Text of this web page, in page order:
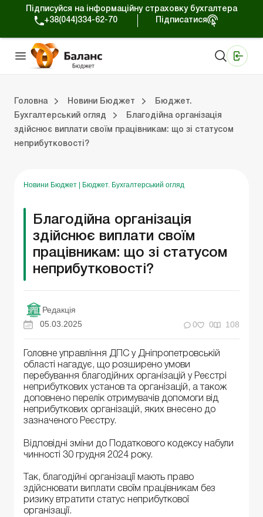
Підписуйся на інформаційну страховку бухгалтера
+38(044)334-62-70
Підписатися
Головна Новини Бюджет
Бюджет.
Бухгалтерський огляд
Благодійна організація
здійснює виплати своїм працівникам: що зі статусом
неприбутковості?
Новини Бюджет Бюджет. Бухгалтерський огляд
Благодійна організація
здійснює виплати своїм
працівникам: що зі статусом
неприбутковості?
Редакція
05.03.2025
0 0 108
Головне управління ДПС у Дніпропетровській
області нагадує, що розширено умови
перебування благодійних організацій у Реєстрі
неприбуткових установ та організацій, а також
доповнено перелік отримувачів допомоги від
неприбуткових організацій, яких внесено до
зазначеного Реєстру.
Відповідні зміни до Податкового кодексу набули
чинності 30 грудня 2024 року.
Так, благодійні організації мають право
здійснювати виплати своїм працівникам без
ризику втратити статус неприбуткової
організації.